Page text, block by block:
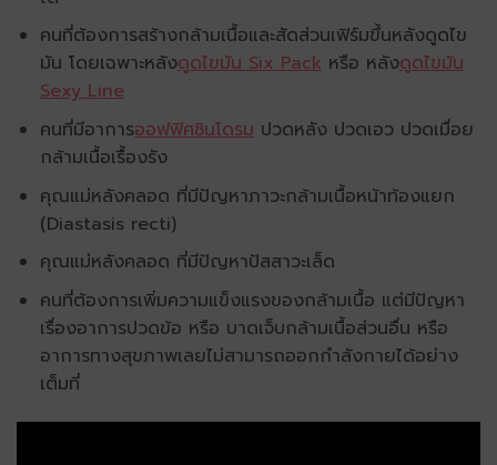
คนที่ต้องการสร้างกล้ามเนื้อและสัดส่วนเฟิร์มขึ้นหลังดูดไข
มัน โดยเฉพาะหลังดูดไขมัน Six Packหรือ หลังดูดไขมัน
Sexy Line
คนที่มีอาการออฟฟิศซินโดรมปวดหลัง ปวดเอว ปวดเมื่อย
กล้ามเนื้อเรื้องรัง
คุณแม่หลังคลอด ที่มีปัญหาภาวะกล้ามเนื้อหน้าท้องแยก
(Diastasis recti)
คุณแม่หลังคลอด ที่มีปัญหาปัสสาวะเล็ด
คนที่ต้องการเพิ่มความแข็งแรงของกล้ามเนื้อ แต่มีปัญหา
เรื่องอาการปวดข้อ หรือ บาดเจ็บกล้ามเนื้อส่วนอื่น หรือ
อาการทางสุขภาพเลยไม่สามารถออกกำลังกายได้อย่าง
เต็มที่